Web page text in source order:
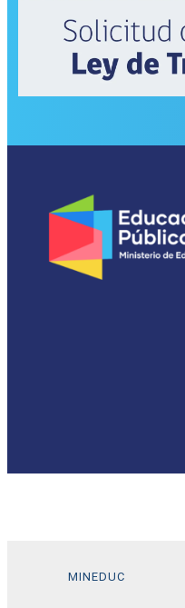
MINEDUC